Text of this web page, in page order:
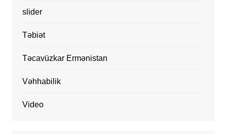
slider
Təbiət
Təcavüzkar Ermənistan
Vəhhabilik
Video